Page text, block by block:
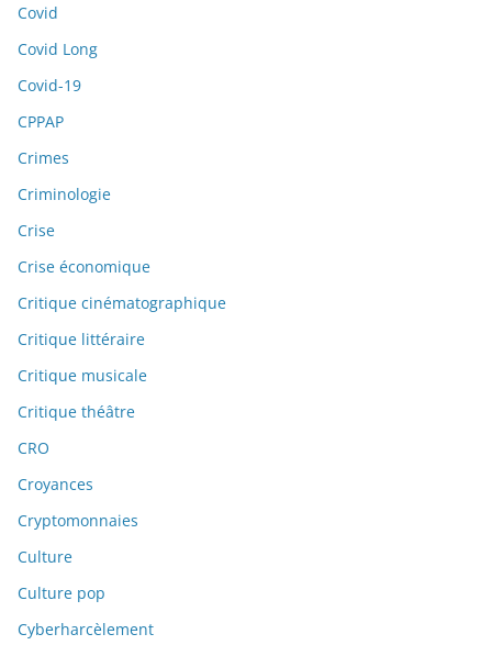
Covid
Covid Long
Covid-19
CPPAP
Crimes
Criminologie
Crise
Crise économique
Critique cinématographique
Critique littéraire
Critique musicale
Critique théâtre
CRO
Croyances
Cryptomonnaies
Culture
Culture pop
Cyberharcèlement